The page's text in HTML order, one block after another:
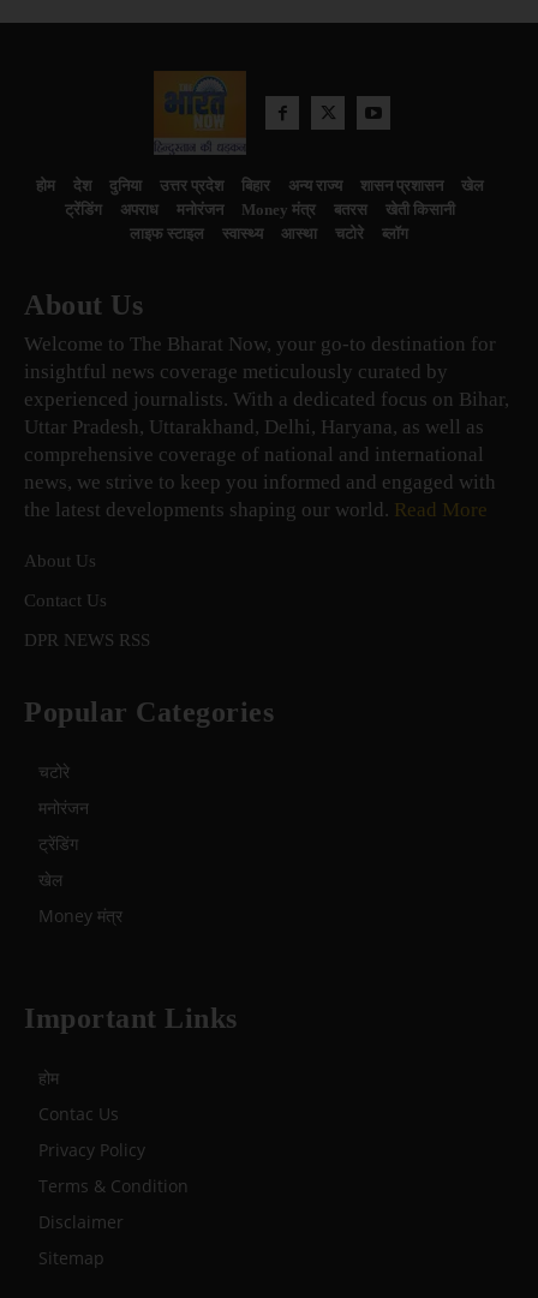
होम देश दुनिया उत्तर प्रदेश बिहार अन्य राज्य शासन प्रशासन
खेल
ट्रेंडिंग
अपराध मनोरंजन Money मंत्र बतरस
खेती किसानी
लाइफ स्टाइल
स्वास्थ्य आस्था चटोरे ब्लॉग
About Us
Welcome to The Bharat Now, your go-to destination for
insightful news coverage meticulously curated by
experienced journalists. With a dedicated focus on Bihar,
Uttar Pradesh, Uttarakhand, Delhi, Haryana, as well as
comprehensive coverage of national and international
news, we strive to keep you informed and engaged with
the latest developments shaping our world. Read More
About Us
Contact Us
DPR NEWS RSS
Popular Categories
चटोरे
मनोरंजन
ट्रेंडिंग
खेल
Money मंत्र
Important Links
होम
Contac Us
Privacy Policy
Terms & Condition
Disclaimer
Sitemap